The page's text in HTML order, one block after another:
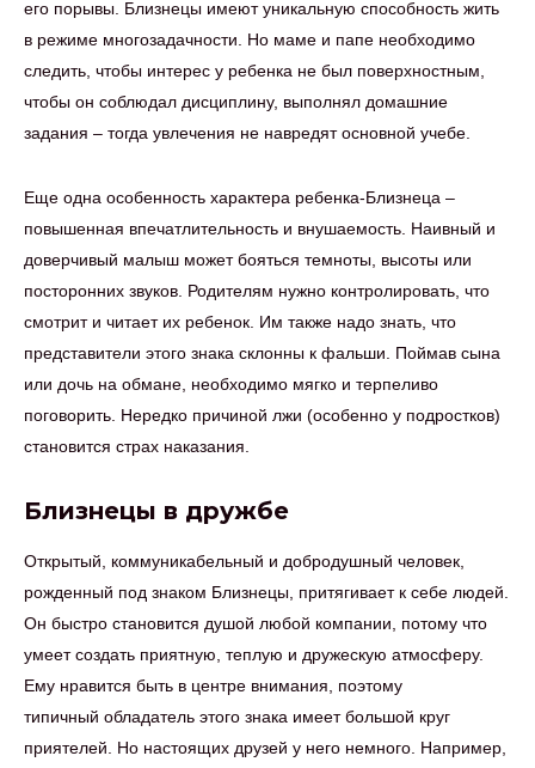
его порывы. Близнецы имеют уникальную способность жить
в режиме многозадачности. Но маме и папе необходимо
следить, чтобы интерес у ребенка не был поверхностным,
чтобы он соблюдал дисциплину, выполнял домашние
задания – тогда увлечения не навредят основной учебе.
Еще одна особенность характера ребенка-Близнеца –
повышенная впечатлительность и внушаемость. Наивный и
доверчивый малыш может бояться темноты, высоты или
посторонних звуков. Родителям нужно контролировать, что
смотрит и читает их ребенок. Им также надо знать, что
представители этого знака склонны к фальши. Поймав сына
или дочь на обмане, необходимо мягко и терпеливо
поговорить. Нередко причиной лжи (особенно у подростков)
становится страх наказания.
Близнецы в дружбе
Открытый, коммуникабельный и добродушный человек,
рожденный под знаком Близнецы, притягивает к себе людей.
Он быстро становится душой любой компании, потому что
умеет создать приятную, теплую и дружескую атмосферу.
Ему нравится быть в центре внимания, поэтому
типичный обладатель этого знака имеет большой круг
приятелей. Но настоящих друзей у него немного. Например,